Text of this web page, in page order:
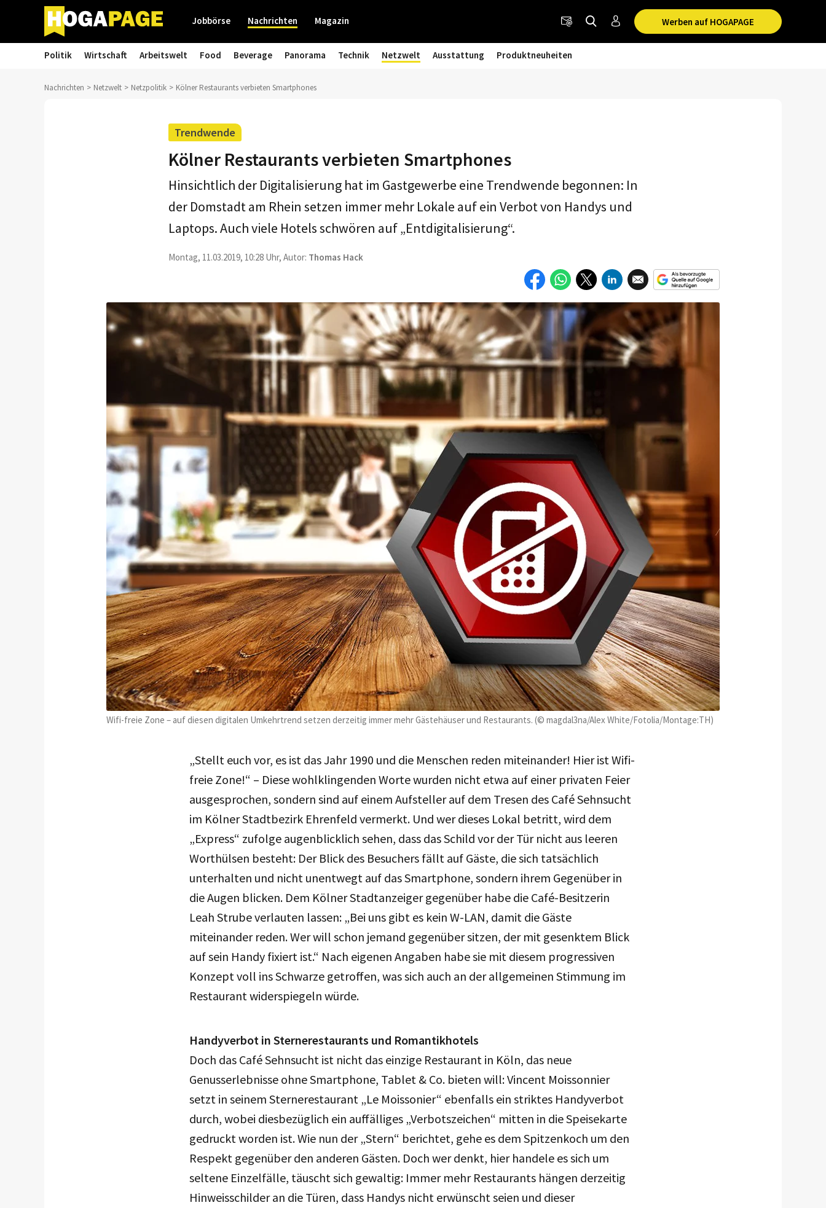
Werben auf HOGAPAGE
Jobbörse Nachrichten Magazin
Politik Wirtschaft Arbeitswelt Food Beverage Panorama Technik Netzwelt Ausstattung Produktneuheiten
Nachrichten Netzwelt Netzpolitik Kölner Restaurants verbieten Smartphones
Trendwende
Kölner Restaurants verbieten Smartphones
Wifi-freie Zone – auf diesen digitalen Umkehrtrend setzen derzeitig immer mehr Gästehäuser und Restaurants. (© magdal3na/Alex White/Fotolia/Montage:TH)
Hinsichtlich der Digitalisierung hat im Gastgewerbe eine Trendwende begonnen: In
der Domstadt am Rhein setzen immer mehr Lokale auf ein Verbot von Handys und
Laptops. Auch viele Hotels schwören auf „Entdigitalisierung“.
Montag, 11.03.2019, 10:28 Uhr, Autor: Thomas Hack
„Stellt euch vor, es ist das Jahr 1990 und die Menschen reden miteinander! Hier ist Wifi-
freie Zone!“ – Diese wohlklingenden Worte wurden nicht etwa auf einer privaten Feier
ausgesprochen, sondern sind auf einem Aufsteller auf dem Tresen des Café Sehnsucht
im Kölner Stadtbezirk Ehrenfeld vermerkt. Und wer dieses Lokal betritt, wird dem
„Express“ zufolge augenblicklich sehen, dass das Schild vor der Tür nicht aus leeren
Worthülsen besteht: Der Blick des Besuchers fällt auf Gäste, die sich tatsächlich
unterhalten und nicht unentwegt auf das Smartphone, sondern ihrem Gegenüber in
die Augen blicken. Dem Kölner Stadtanzeiger gegenüber habe die Café-Besitzerin
Leah Strube verlauten lassen: „Bei uns gibt es kein W-LAN, damit die Gäste
miteinander reden. Wer will schon jemand gegenüber sitzen, der mit gesenktem Blick
auf sein Handy fixiert ist.“ Nach eigenen Angaben habe sie mit diesem progressiven
Konzept voll ins Schwarze getroffen, was sich auch an der allgemeinen Stimmung im
Restaurant widerspiegeln würde.
Handyverbot in Sternerestaurants und Romantikhotels
Doch das Café Sehnsucht ist nicht das einzige Restaurant in Köln, das neue
Genusserlebnisse ohne Smartphone, Tablet & Co. bieten will: Vincent Moissonnier
setzt in seinem Sternerestaurant „Le Moissonier“ ebenfalls ein striktes Handyverbot
durch, wobei diesbezüglich ein auffälliges „Verbotszeichen“ mitten in die Speisekarte
gedruckt worden ist. Wie nun der „Stern“ berichtet, gehe es dem Spitzenkoch um den
Respekt gegenüber den anderen Gästen. Doch wer denkt, hier handele es sich um
seltene Einzelfälle, täuscht sich gewaltig: Immer mehr Restaurants hängen derzeitig
Hinweisschilder an die Türen, dass Handys nicht erwünscht seien und dieser